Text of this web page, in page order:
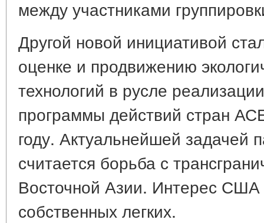
между участниками
Другой новой инициативой
оценке и продвижению
технологий в русле
программы действий стран
году. Актуальнейшей задачей
считается борьба с
Восточной Азии. Интерес США
собственных легких.